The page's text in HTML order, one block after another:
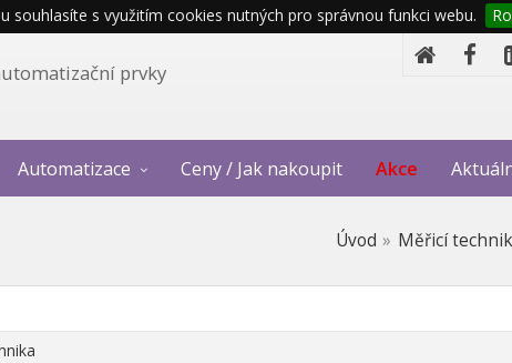
souhlasíte s využitím cookies nutných pro správnou funkci webu.
prvky
Automatizace Ceny / Jak nakoupit Akce
Úvod Měřicí